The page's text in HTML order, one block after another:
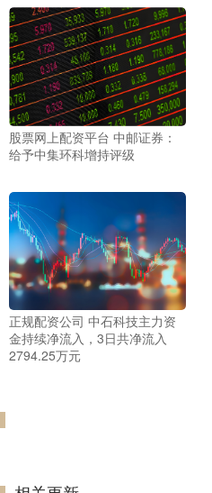
股票网上配资平台 中邮证券：
给予中集环科增持评级
正规配资公司 中石科技主力资
金持续净流入，3日共净流入
2794.25万元